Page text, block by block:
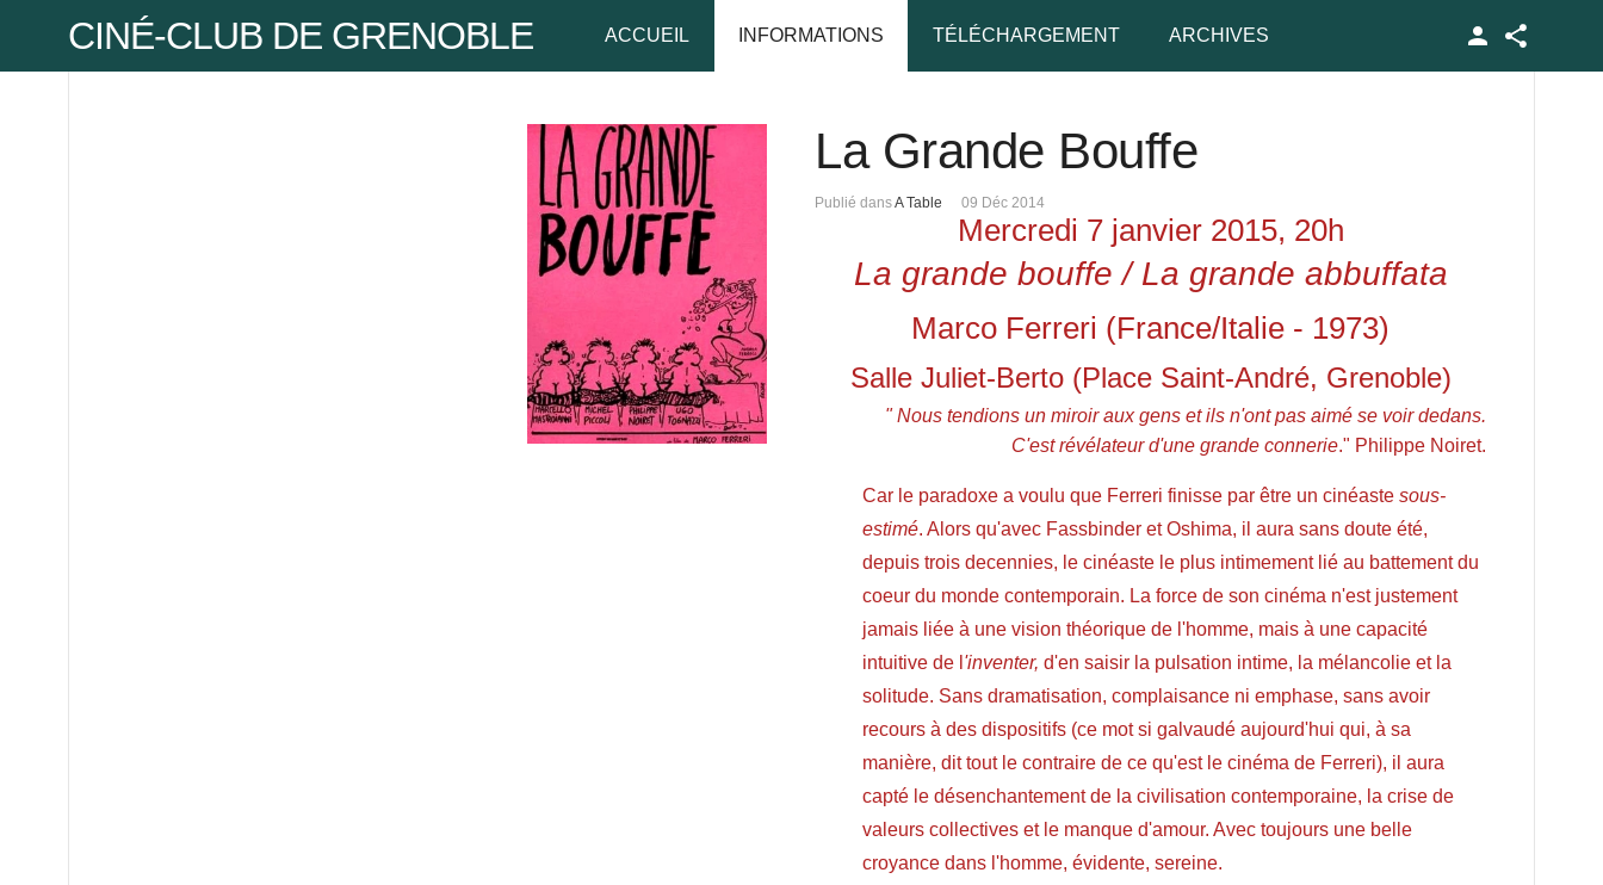
CINÉ-CLUB DE GRENOBLE ACCUEIL INFORMATIONS TÉLÉCHARGEMENT ARCHIVES
La Grande Bouffe
Publié dansA Table 09 Déc 2014
Mercredi 7 janvier 2015, 20h
La grande bouffe / La grande abbuffata
Marco Ferreri (France/Italie - 1973)
Salle Juliet-Berto (Place Saint-André, Grenoble)
" Nous tendions un miroir aux gens et ils n'ont pas aimé se voir dedans.
C'est révélateur d'une grande connerie." Philippe Noiret.
Car le paradoxe a voulu que Ferreri finisse par être un cinéastesous-
estimé. Alors qu'avec Fassbinder et Oshima, il aura sans doute été,
depuis trois decennies, le cinéaste le plus intimement lié au battement du
coeur du monde contemporain. La force de son cinéma n'est justement
jamais liée à une vision théorique de l'homme, mais à une capacité
intuitive de l 'inventer, d'en saisir la pulsation intime, la mélancolie et la
solitude. Sans dramatisation, complaisance ni emphase, sans avoir
recours à des dispositifs (ce mot si galvaudé aujourd'hui qui, à sa
manière, dit tout le contraire de ce qu'est le cinéma de Ferreri), il aura
capté le désenchantement de la civilisation contemporaine, la crise de
valeurs collectives et le manque d'amour. Avec toujours une belle
croyance dans l'homme, évidente, sereine.
Pseudo
Mot de passe
Se rappeler de moi